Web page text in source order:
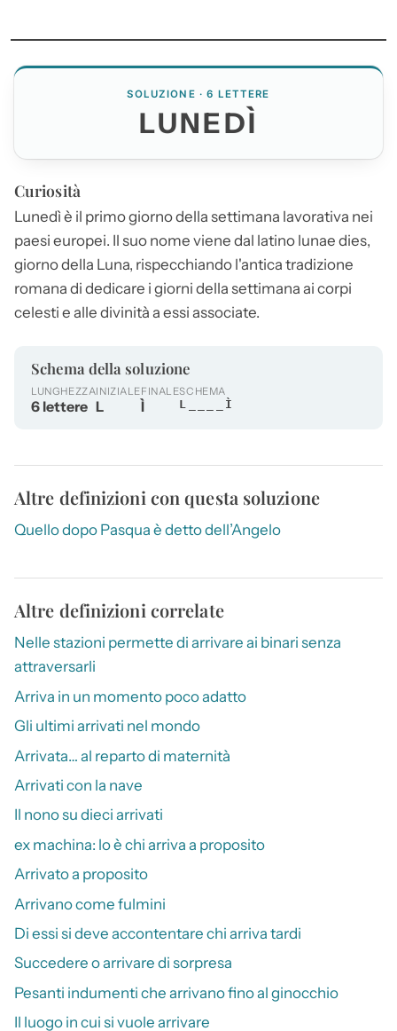
SOLUZIONE · 6 LETTERE
LUNEDÌ
Curiosità
Lunedì è il primo giorno della settimana lavorativa nei
paesi europei. Il suo nome viene dal latino lunae dies,
giorno della Luna, rispecchiando l'antica tradizione
romana di dedicare i giorni della settimana ai corpi
celesti e alle divinità a essi associate.
Schema della soluzione
LUNGHEZZA
6 lettere
INIZIALE
L
FINALE
Ì
SCHEMA
L____Ì
Altre definizioni con questa soluzione
Quello dopo Pasqua è detto dell’Angelo
Altre definizioni correlate
Nelle stazioni permette di arrivare ai binari senza
attraversarli
Arriva in un momento poco adatto
Gli ultimi arrivati nel mondo
Arrivata… al reparto di maternità
Arrivati con la nave
Il nono su dieci arrivati
ex machina: lo è chi arriva a proposito
Arrivato a proposito
Arrivano come fulmini
Di essi si deve accontentare chi arriva tardi
Succedere o arrivare di sorpresa
Pesanti indumenti che arrivano fino al ginocchio
Il luogo in cui si vuole arrivare